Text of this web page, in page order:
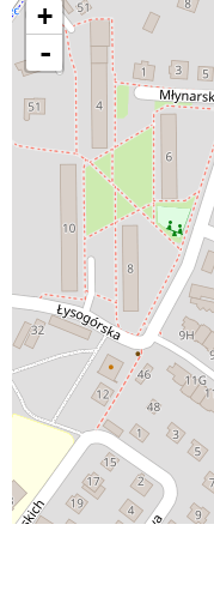
+
-